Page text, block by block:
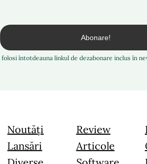
întotdeauna linkul de dezabonare inclus în
Noutăți
Lansări
Review
Articole